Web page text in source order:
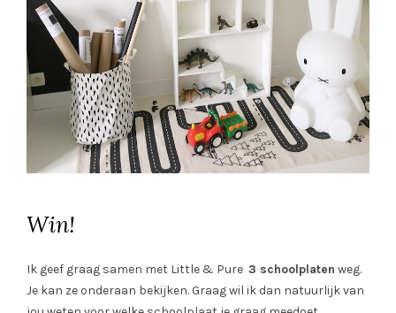
Win!
Ik geef graag samen met Little & Pure 3 schoolplaten weg.
Je kan ze onderaan bekijken. Graag wil ik dan natuurlijk van